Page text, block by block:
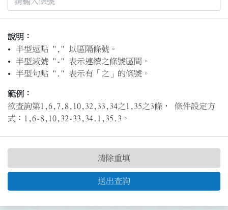
說明：
半型逗點 "," 以區隔條號。
半型減號 "-" 表示連續之條號區間。
半型句點 "." 表示有「之」的條號。
範例：
欲查詢第1,6,7,8,10,32,33,34之1,35之3條， 條件設定方
式：1,6-8,10,32-33,34.1,35.3。
送出查詢
清除重填